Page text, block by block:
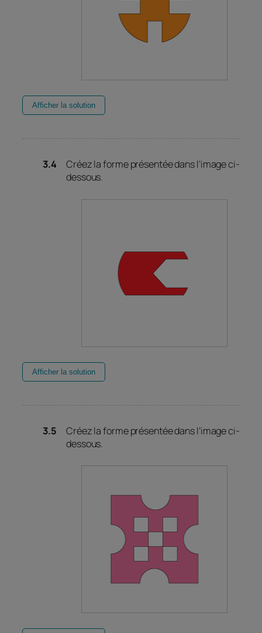
Afficher la solution
Créez la forme présentée dans l’image ci-
dessous.
Afficher la solution
Créez la forme présentée dans l’image ci-
dessous.